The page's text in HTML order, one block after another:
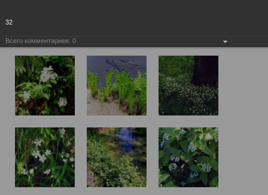
32
Всего комментариев: 0